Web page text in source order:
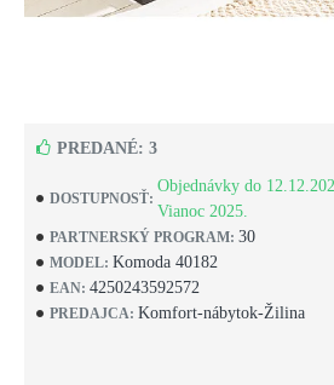
DOSTUPNOSŤ:
Objednávky do
Vianoc 2025.
PARTNERSKÝ PROGRAM: 30
MODEL: Komoda 40182
EAN: 4250243592572
PREDAJCA: Komfort-nábytok-Žilina
PREDANÉ: 3